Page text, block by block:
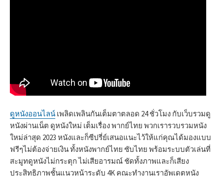
ดูหนังออนไลน์ เพลิดเพลินกันเต็มตาตลอด 24 ชั่วโมง กับเว็บรวมดู
หนังผ่านเน็ต ดูหนังใหม่ เต็มเรื่อง พากย์ไทย พวกเรารวบรวมหนัง
ใหม่ล่าสุด 2023 หนังและก็ซีปรี่ย์เสนอแนะไว้ให้แก่คุณได้มองแบบ
ฟรีๆไม่ต้องจ่ายเงิน ทั้งหนังพากย์ไทย ซับไทย พร้อมระบบตัวเล่นที่
สะมูทดูหนังไม่กระตุก ไม่เสียอารมณ์ ชัดทั้งภาพและก็เสียง
ประสิทธิภาพชั้นแนวหน้าระดับ 4K คณะทำงานเราอัพเดตหนัง